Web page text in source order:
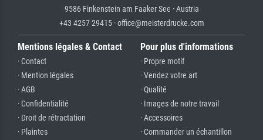
9586 Finkenstein am Faaker See · Austria
+43 4257 29415 · office@meisterdrucke.com
Mentions légales & Contact
· Contact
· Mention légales
· AGB
· Confidentialité
· Droit de rétractation
· Plaintes
Pour plus d'informations
· Propre motif
· Vendez votre art
· Qualité
· Images de notre travail
· Accessoires
· Commander un échantillon